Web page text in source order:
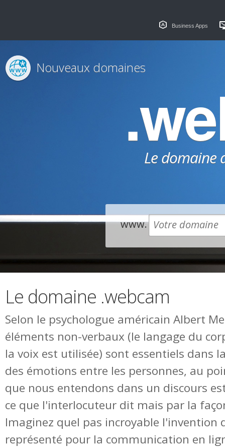
Business Apps
Le domaine
Nouveaux domaines
www.
Le domaine .webcam
Selon le psychologue américain Albert
éléments non-verbaux (le langage du
la voix est utilisée) sont essentiels dans
des émotions entre les personnes, au
que nous entendons dans un discours
ce que l'interlocuteur dit mais par la
Imaginez quel pas incroyable l'invention
représenté pour la communication en